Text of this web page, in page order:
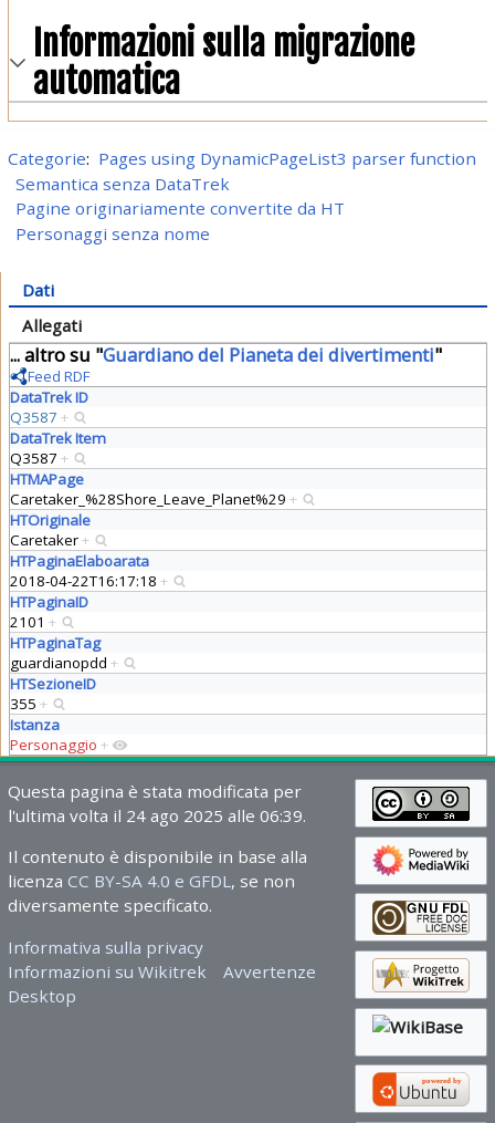
Informazioni sulla migrazione
automatica
Categorie: Pages using DynamicPageList3 parser function
Semantica senza DataTrek
Pagine originariamente convertite da HT
Personaggi senza nome
Dati
Allegati
... altro su "Guardiano del Pianeta dei divertimenti"
Feed RDF
DataTrek ID
Q3587 +
DataTrek Item
Q3587 +
HTMAPage
Caretaker_%28Shore_Leave_Planet%29 +
HTOriginale
Caretaker+
HTPaginaElaboarata
2018-04-22T16:17:18 +
HTPaginaID
2101 +
HTPaginaTag
guardianopdd +
HTSezioneID
355 +
Istanza
Personaggio +
Questa pagina è stata modificata per
l'ultima volta il 24 ago 2025 alle 06:39.
Il contenuto è disponibile in base alla
licenza CC BY-SA 4.0 e GFDL, se non
diversamente specificato.
Informativa sulla privacy
Informazioni su Wikitrek
Avvertenze
Desktop